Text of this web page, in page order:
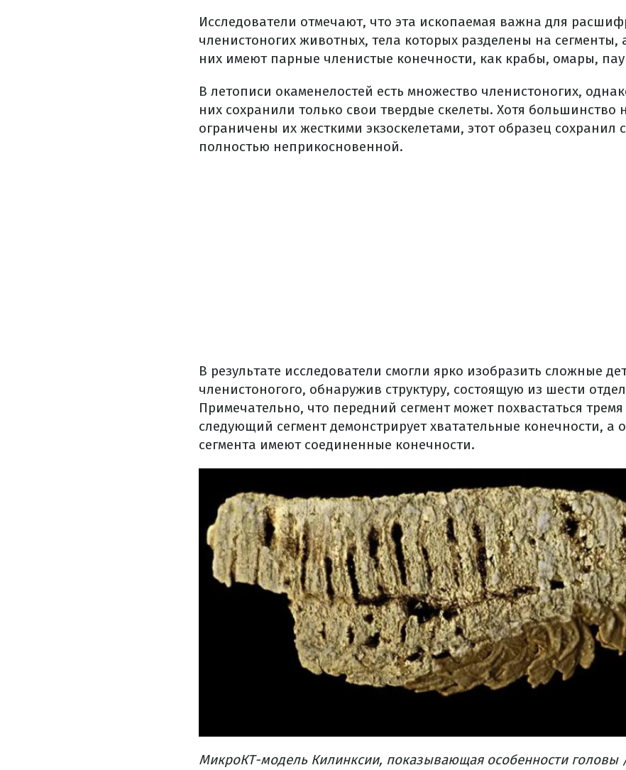
Исследователи отмечают, что эта ископаемая важна для
членистоногих животных, тела которых разделены на сегменты,
них имеют парные членистые конечности, как крабы, омары,
В летописи окаменелостей есть множество членистоногих,
них сохранили только свои твердые скелеты. Хотя большинство
ограничены их жесткими экзоскелетами, этот образец
полностью неприкосновенной.
В результате исследователи смогли ярко изобразить сложные
членистоногого, обнаружив структуру, состоящую из шести
Примечательно, что передний сегмент может похвастаться
следующий сегмент демонстрирует хватательные конечности, а
сегмента имеют соединенные конечности.
МикроКТ-модель Килинксии, показывающая особенности головы